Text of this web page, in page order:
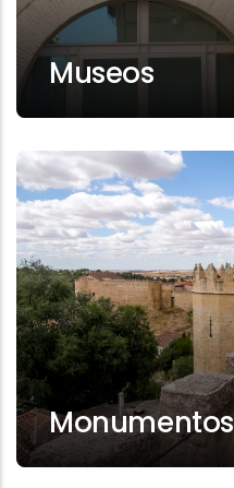
Museos
Monumentos